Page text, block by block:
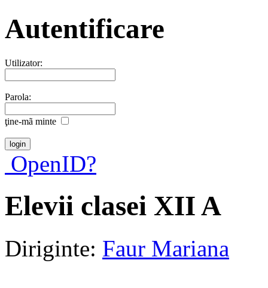
Autentificare
Utilizator:
Parola:
ţine-mã minte
OpenID?
Elevii clasei XII A
Diriginte: Faur Mariana